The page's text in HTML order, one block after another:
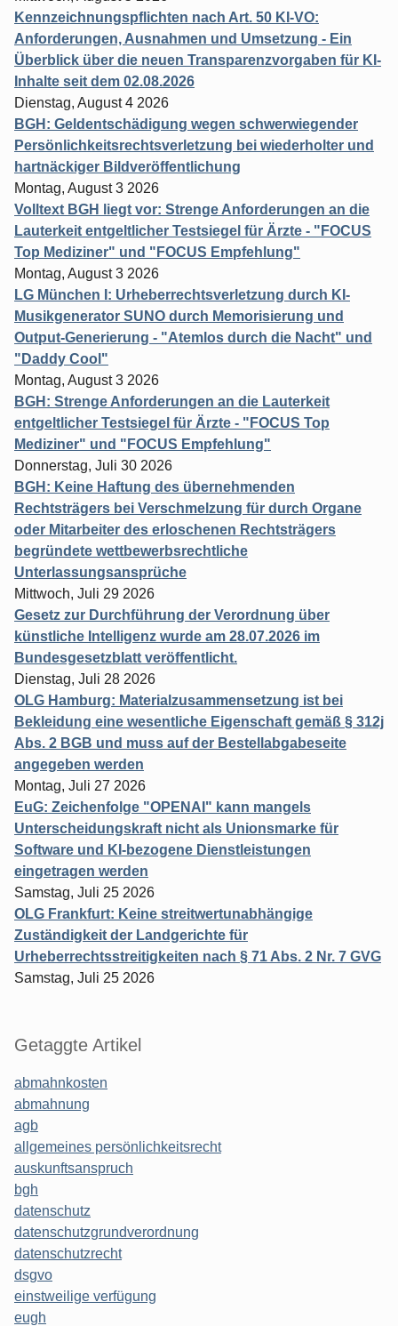
Kennzeichnungspflichten nach Art. 50 KI-VO:
Anforderungen, Ausnahmen und Umsetzung - Ein
Überblick über die neuen Transparenzvorgaben für KI-
Inhalte seit dem 02.08.2026
Dienstag, August 4 2026
BGH: Geldentschädigung wegen schwerwiegender
Persönlichkeitsrechtsverletzung bei wiederholter und
hartnäckiger Bildveröffentlichung
Montag, August 3 2026
Volltext BGH liegt vor: Strenge Anforderungen an die
Lauterkeit entgeltlicher Testsiegel für Ärzte - "FOCUS
Top Mediziner" und "FOCUS Empfehlung"
Montag, August 3 2026
LG München I: Urheberrechtsverletzung durch KI-
Musikgenerator SUNO durch Memorisierung und
Output-Generierung - "Atemlos durch die Nacht" und
"Daddy Cool"
Montag, August 3 2026
BGH: Strenge Anforderungen an die Lauterkeit
entgeltlicher Testsiegel für Ärzte - "FOCUS Top
Mediziner" und "FOCUS Empfehlung"
Donnerstag, Juli 30 2026
BGH: Keine Haftung des übernehmenden
Rechtsträgers bei Verschmelzung für durch Organe
oder Mitarbeiter des erloschenen Rechtsträgers
begründete wettbewerbsrechtliche
Unterlassungsansprüche
Mittwoch, Juli 29 2026
Gesetz zur Durchführung der Verordnung über
künstliche Intelligenz wurde am 28.07.2026 im
Bundesgesetzblatt veröffentlicht.
Dienstag, Juli 28 2026
OLG Hamburg: Materialzusammensetzung ist bei
Bekleidung eine wesentliche Eigenschaft gemäß § 312j
Abs. 2 BGB und muss auf der Bestellabgabeseite
angegeben werden
Montag, Juli 27 2026
EuG: Zeichenfolge "OPENAI" kann mangels
Unterscheidungskraft nicht als Unionsmarke für
Software und KI-bezogene Dienstleistungen
eingetragen werden
Samstag, Juli 25 2026
OLG Frankfurt: Keine streitwertunabhängige
Zuständigkeit der Landgerichte für
Urheberrechtsstreitigkeiten nach § 71 Abs. 2 Nr. 7 GVG
Samstag, Juli 25 2026
Getaggte Artikel
abmahnkosten
abmahnung
agb
allgemeines persönlichkeitsrecht
auskunftsanspruch
bgh
datenschutz
datenschutzgrundverordnung
datenschutzrecht
dsgvo
einstweilige verfügung
eugh